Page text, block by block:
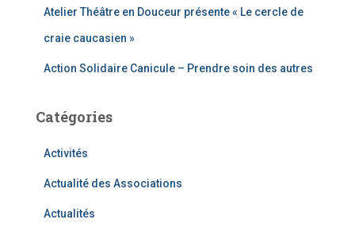
Atelier Théâtre en Douceur présente « Le cercle de
craie caucasien »
Action Solidaire Canicule – Prendre soin des autres
Catégories
Activités
Actualité des Associations
Actualités